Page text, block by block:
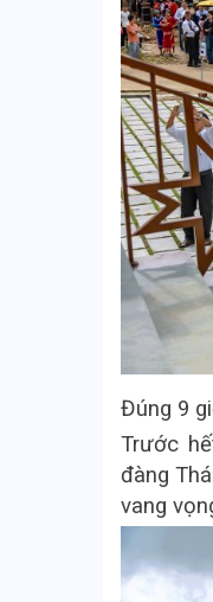
Đúng 9
Trước
đàng
vang